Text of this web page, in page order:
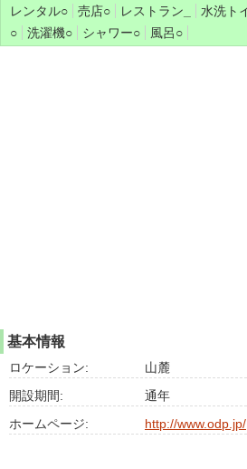
レンタル○ 売店○ レストラン 水洗ト
○
洗濯機○ シャワー○ 風呂○
基本情報
ロケーション:
山麓
開設期間:
通年
ホームページ:
http://www.odp.jp/